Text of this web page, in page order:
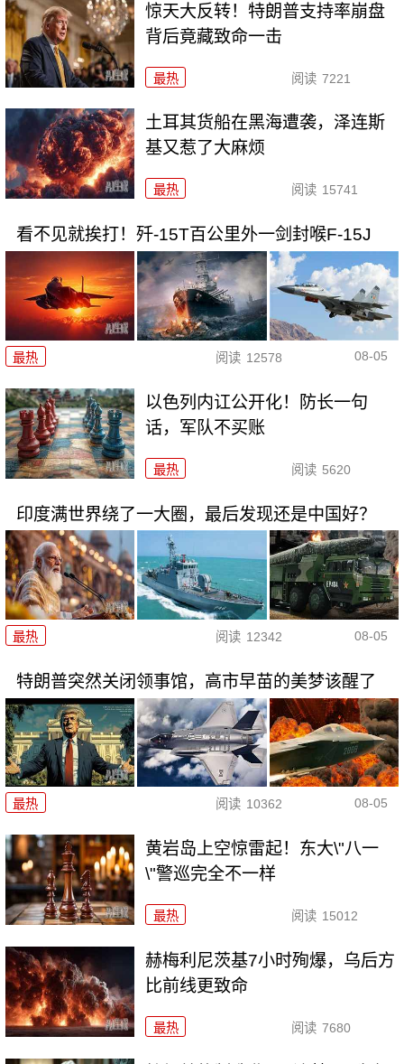
惊天大反转！特朗普支持率崩盘
背后竟藏致命一击
最热 阅读 7221
土耳其货船在黑海遭袭，泽连斯
基又惹了大麻烦
最热 阅读 15741
看不见就挨打！歼-15T百公里外一剑封喉F-15J
最热 阅读 12578 08-05
以色列内讧公开化！防长一句
话，军队不买账
最热 阅读 5620
印度满世界绕了一大圈，最后发现还是中国好？
最热 阅读 12342 08-05
特朗普突然关闭领事馆，高市早苗的美梦该醒了
最热 阅读 10362 08-05
黄岩岛上空惊雷起！东大\"八一
\"警巡完全不一样
最热 阅读 15012
赫梅利尼茨基7小时殉爆，乌后方
比前线更致命
最热 阅读 7680